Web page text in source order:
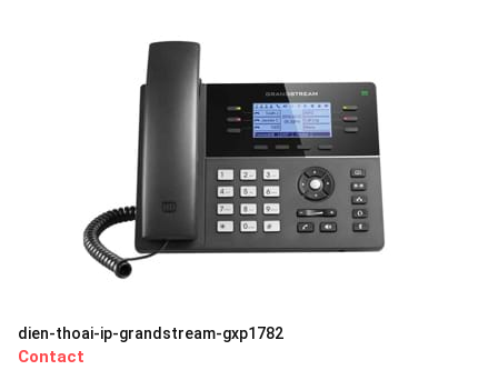
dien-thoai-ip-grandstream-gxp1782
Contact